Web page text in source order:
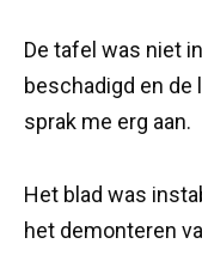
De tafel was niet
beschadigd en de
sprak me erg aan.
Het blad was
het demonteren